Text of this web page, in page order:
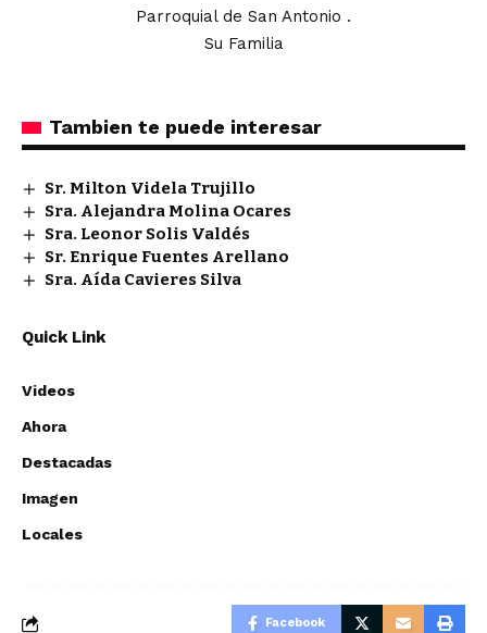
Parroquial de San Antonio .
Su Familia
Tambien te puede interesar
Sr. Milton Videla Trujillo
Sra. Alejandra Molina Ocares
Sra. Leonor Solis Valdés
Sr. Enrique Fuentes Arellano
Sra. Aída Cavieres Silva
Quick Link
Videos
Ahora
Destacadas
Imagen
Locales
Facebook